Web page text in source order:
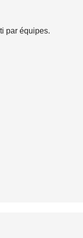
par équipes.